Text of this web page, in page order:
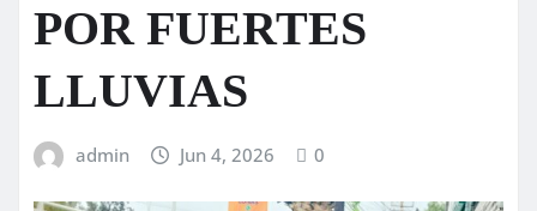
POR FUERTES
LLUVIAS
admin Jun 4, 2026 0